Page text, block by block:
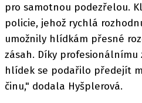
pro samotnou podezřelou.
policie, jehož rychlá
umožnily hlídkám přesné
zásah. Díky profesionálnímu
hlídek se podařilo předejít
činu," dodala Hyšplerová.